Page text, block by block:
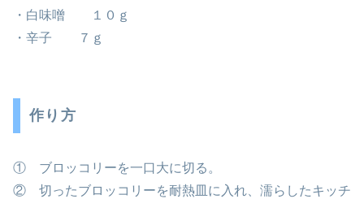
・白味噌 １０ｇ
・辛子 ７ｇ
作り方
① ブロッコリーを一口大に切る。
② 切ったブロッコリーを耐熱皿に入れ、濡らしたキッチ